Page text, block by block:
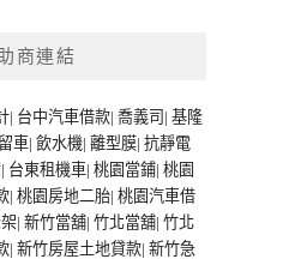
商連結
| 台中汽車借款| 喬義司 | 基隆
車| 飲水機| 離型膜| 抗靜電
| 台東租機車| 桃園當鋪| 桃園
| 桃園房地二胎| 桃園汽車借
| 新竹當舖| 竹北當舖| 竹北
| 新竹房屋土地貸款| 新竹急